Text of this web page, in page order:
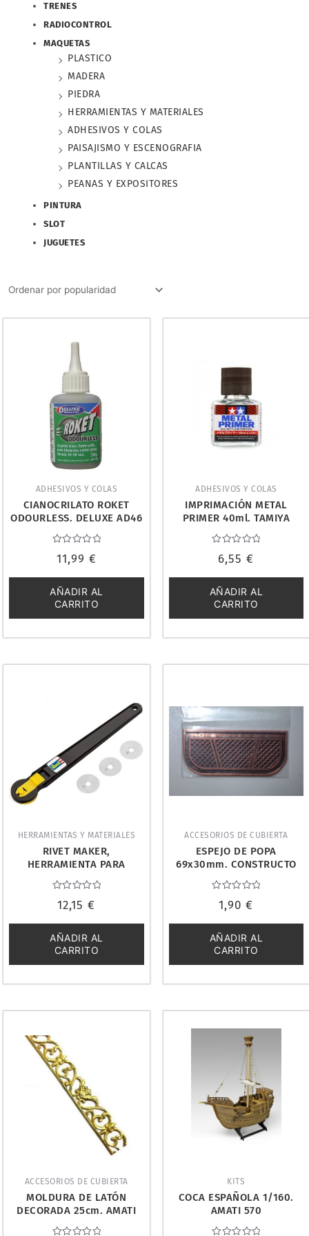
TRENES
RADIOCONTROL
MAQUETAS
PLASTICO
MADERA
PIEDRA
HERRAMIENTAS Y MATERIALES
ADHESIVOS Y COLAS
PAISAJISMO Y ESCENOGRAFIA
PLANTILLAS Y CALCAS
PEANAS Y EXPOSITORES
PINTURA
SLOT
JUGUETES
ADHESIVOS Y COLAS
CIANOCRILATO ROKET
ODOURLESS. DELUXE AD46
con
de
5
11,99 €
AÑADIR AL
CARRITO
ADHESIVOS Y COLAS
IMPRIMACIÓN METAL
PRIMER 40ml. TAMIYA
87204
con
de
5
6,55€
AÑADIR AL
CARRITO
HERRAMIENTAS Y MATERIALES
RIVET MAKER,
HERRAMIENTA PARA
GRABAR REMACHES.
REVELL 39076
con
de
5
12,15€
AÑADIR AL
CARRITO
ACCESORIOS DE CUBIERTA
ESPEJO DE POPA
69x30mm. CONSTRUCTO
80221
con
de
5
1,90€
AÑADIR AL
CARRITO
ACCESORIOS DE CUBIERTA
MOLDURA DE LATÓN
DECORADA 25cm. AMATI
5500
KITS
COCA ESPAÑOLA 1/160.
AMATI 570